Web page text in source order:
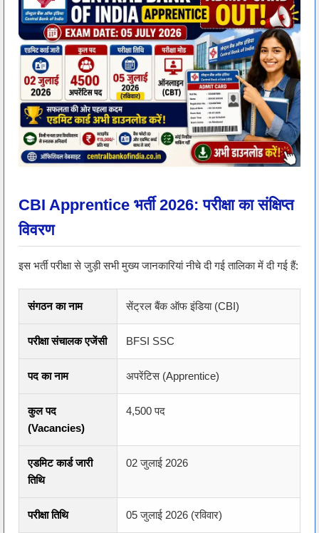
CBI Apprentice भर्ती 2026: परीक्षा का संक्षिप्त
विवरण
इस भर्ती परीक्षा से जुड़ी सभी मुख्य जानकारियां नीचे दी गई तालिका में दी गई हैं:
संगठन का नाम सेंट्रल बैंक ऑफ इंडिया (CBI)
परीक्षा संचालक एजेंसी BFSI SSC
पद का नाम अपरेंटिस (Apprentice)
कुल पद
(Vacancies)
4,500 पद
एडमिट कार्ड जारी
तिथि
02 जुलाई 2026
परीक्षा तिथि 05 जुलाई 2026 (रविवार)